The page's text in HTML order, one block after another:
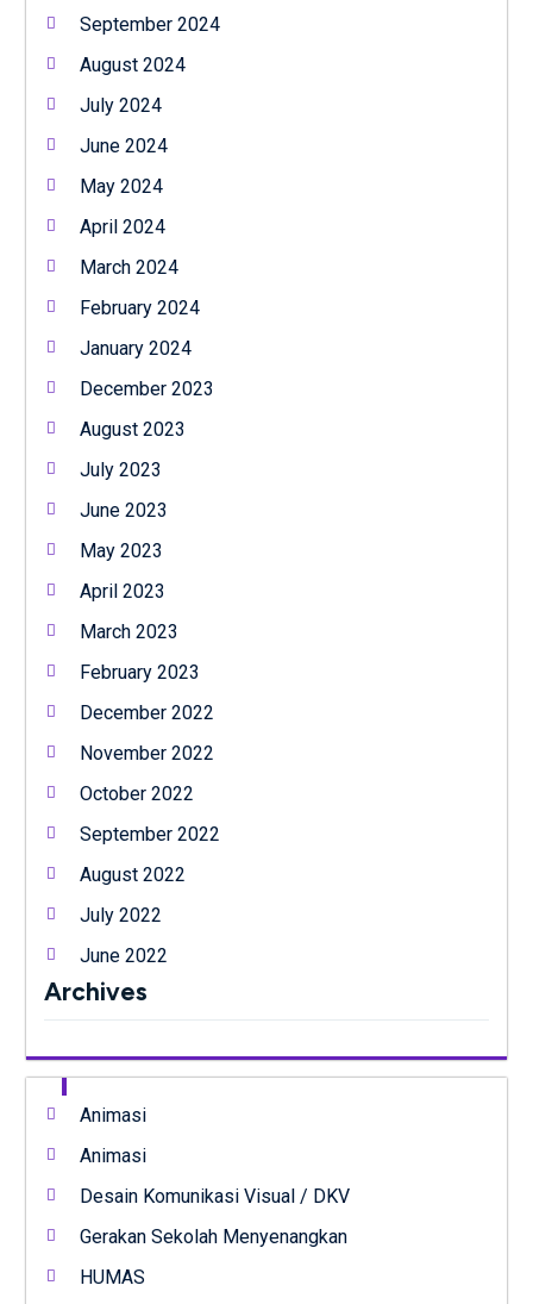
September 2024
August 2024
July 2024
June 2024
May 2024
April 2024
March 2024
February 2024
January 2024
December 2023
August 2023
July 2023
June 2023
May 2023
April 2023
March 2023
February 2023
December 2022
November 2022
October 2022
September 2022
August 2022
July 2022
June 2022
Archives
Animasi
Animasi
Desain Komunikasi Visual / DKV
Gerakan Sekolah Menyenangkan
HUMAS